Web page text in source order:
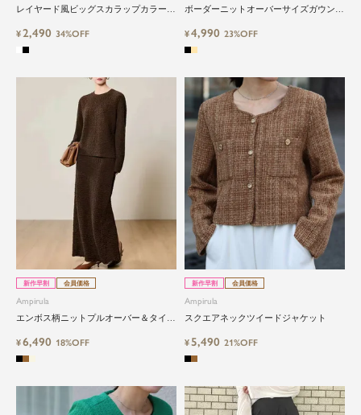
ティブな日常も、おしゃれに自分らしく。
レイヤード風ビッグスカラップカラーニ
¥2,490 34%OFF
ボーダーニットオーバーサイズガウンカ
¥4,990 23%OFF
新作早割 会員価格
Ampirula
エンボス柄ニットプルオーバー＆タイト
¥6,490 18%OFF
新作早割 会員価格
Ampirula
スクエアネックツイードジャケット
¥5,490 21%OFF